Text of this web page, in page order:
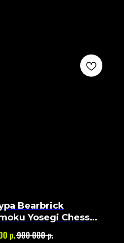
Bearbrick
Yosegi Chess
р.900 000р.